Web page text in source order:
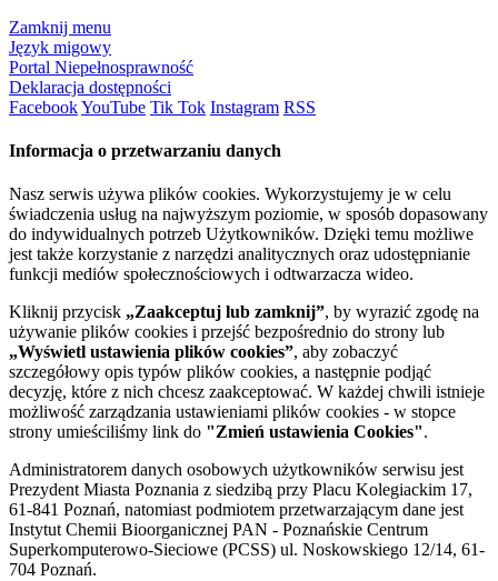
Zamknij menu
Język migowy
Portal Niepełnosprawność
Deklaracja dostępności
FacebookYouTube Tik Tok Instagram RSS
Informacja o przetwarzaniu danych
Nasz serwis używa plików cookies. Wykorzystujemy je w celu
świadczenia usług na najwyższym poziomie, w sposób dopasowany
do indywidualnych potrzeb Użytkowników. Dzięki temu możliwe
jest także korzystanie z narzędzi analitycznych oraz udostępnianie
funkcji mediów społecznościowych i odtwarzacza wideo.
Kliknij przycisk „Zaakceptuj lub zamknij”, by wyrazić zgodę na
używanie plików cookies i przejść bezpośrednio do strony lub
„Wyświetl ustawienia plików cookies”, aby zobaczyć
szczegółowy opis typów plików cookies, a następnie podjąć
decyzję, które z nich chcesz zaakceptować. W każdej chwili istnieje
możliwość zarządzania ustawieniami plików cookies - w stopce
strony umieściliśmy link do "Zmień ustawienia Cookies".
Administratorem danych osobowych użytkowników serwisu jest
Prezydent Miasta Poznania z siedzibą przy Placu Kolegiackim 17,
61-841 Poznań, natomiast podmiotem przetwarzającym dane jest
Instytut Chemii Bioorganicznej PAN - Poznańskie Centrum
Superkomputerowo-Sieciowe (PCSS) ul. Noskowskiego 12/14, 61-
704 Poznań.